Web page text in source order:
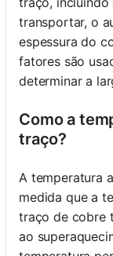
transportar, o
espessura do
fatores são
determinar a
Como a
traço?
A temperatura
medida que a
traço de cobre
ao